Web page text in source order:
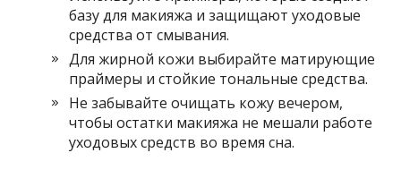
базу для макияжа и защищают уходовые
средства от смывания.
Для жирной кожи выбирайте матирующие
праймеры и стойкие тональные средства.
Не забывайте очищать кожу вечером,
чтобы остатки макияжа не мешали работе
уходовых средств во время сна.